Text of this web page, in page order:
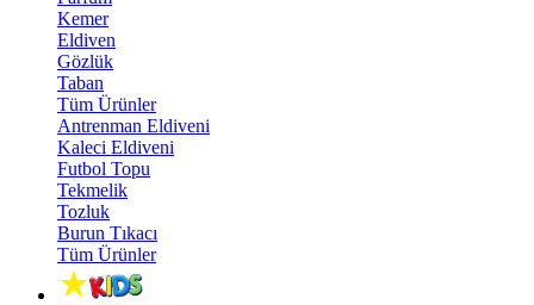
Kemer
Eldiven
Gözlük
Taban
Tüm Ürünler
Antrenman Eldiveni
Kaleci Eldiveni
Futbol Topu
Tekmelik
Tozluk
Burun Tıkacı
Tüm Ürünler